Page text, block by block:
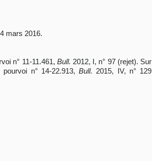
mars 2016.
n° 11-11.461, Bull. 2012, I, n° 97 (rejet). Sur
pourvoi n° 14-22.913,Bull. 2015, IV, n° 129